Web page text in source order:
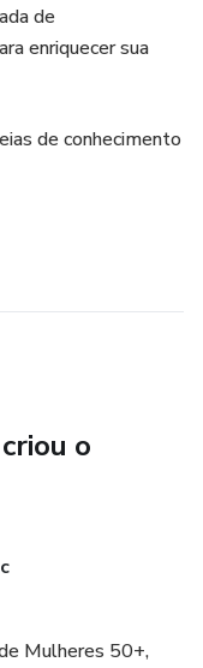
de
enriquecer sua
de conhecimento
o
Mulheres 50+,